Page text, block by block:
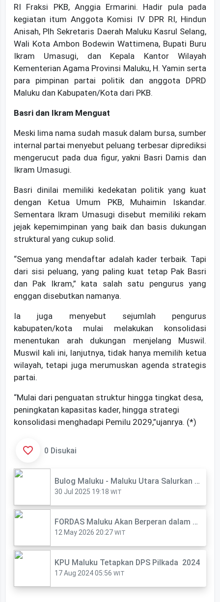
RI Fraksi PKB, Anggia Ermarini. Hadir pula pada
kegiatan itum Anggota Komisi IV DPR RI, Hindun
Anisah, Plh Sekretaris Daerah Maluku Kasrul Selang,
Wali Kota Ambon Bodewin Wattimena, Bupati Buru
Ikram Umasugi, dan Kepala Kantor Wilayah
Kementerian Agama Provinsi Maluku, H. Yamin serta
para pimpinan partai politik dan anggota DPRD
Maluku dan Kabupaten/Kota dari PKB.
Basri dan Ikram Menguat
Meski lima nama sudah masuk dalam bursa, sumber
internal partai menyebut peluang terbesar diprediksi
mengerucut pada dua figur, yakni Basri Damis dan
Ikram Umasugi.
Basri dinilai memiliki kedekatan politik yang kuat
dengan Ketua Umum PKB, Muhaimin Iskandar.
Sementara Ikram Umasugi disebut memiliki rekam
jejak kepemimpinan yang baik dan basis dukungan
struktural yang cukup solid.
“Semua yang mendaftar adalah kader terbaik. Tapi
dari sisi peluang, yang paling kuat tetap Pak Basri
dan Pak Ikram,” kata salah satu pengurus yang
enggan disebutkan namanya.
Ia juga menyebut sejumlah pengurus
kabupaten/kota mulai melakukan konsolidasi
menentukan arah dukungan menjelang Muswil.
Muswil kali ini, lanjutnya, tidak hanya memilih ketua
wilayah, tetapi juga merumuskan agenda strategis
partai.
“Mulai dari penguatan struktur hingga tingkat desa,
peningkatan kapasitas kader, hingga strategi
konsolidasi menghadapi Pemilu 2029,”ujanrya. (*)
0 Disukai
Bulog Maluku - Maluku Utara Salurkan Bantuan Beras ke Kabupaten SBB dan Maluku Tengah
30 Jul 2025 19:18 WIT
FORDAS Maluku Akan Berperan dalam Rencana Tata Ruang Wilayah
12 May 2026 20:27 WIT
KPU Maluku Tetapkan DPS Pilkada 2024
17 Aug 2024 05:56 WIT